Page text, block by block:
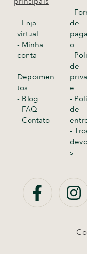
- Loja
virtual
- Minha
conta
-
Depoimen
tos
- Blog
- FAQ
- Contato
-
de
o
-
de
e
-
de
-
s